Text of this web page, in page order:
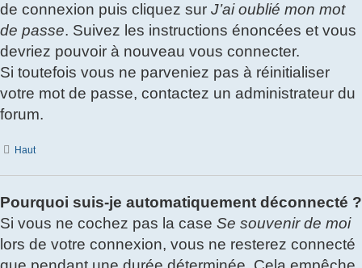
de connexion puis cliquez sur J’ai oublié mon mot
de passe. Suivez les instructions énoncées et vous
devriez pouvoir à nouveau vous connecter.
Si toutefois vous ne parveniez pas à réinitialiser
votre mot de passe, contactez un administrateur du
forum.
Haut
Pourquoi suis-je automatiquement déconnecté ?
Si vous ne cochez pas la case Se souvenir de moi
lors de votre connexion, vous ne resterez connecté